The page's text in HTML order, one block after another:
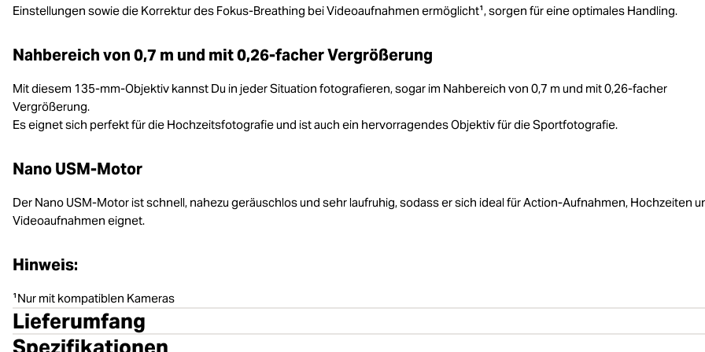
Einstellungen sowie die Korrektur des Fokus-Breathing bei Videoaufnahmen ermöglicht¹, sorgen für eine optimales Handling.
Nahbereich von 0,7 m und mit 0,26-facher Vergrößerung
Mit diesem 135-mm-Objektiv kannst Du in jeder Situation fotografieren, sogar im Nahbereich von 0,7 m und mit 0,26-facher
Vergrößerung.
Es eignet sich perfekt für die Hochzeitsfotografie und ist auch ein hervorragendes Objektiv für die Sportfotografie.
Nano USM-Motor
Der Nano USM-Motor ist schnell, nahezu geräuschlos und sehr laufruhig, sodass er sich ideal für Action-Aufnahmen, Hochzeiten
Videoaufnahmen eignet.
Hinweis:
¹Nur mit kompatiblen Kameras
Lieferumfang